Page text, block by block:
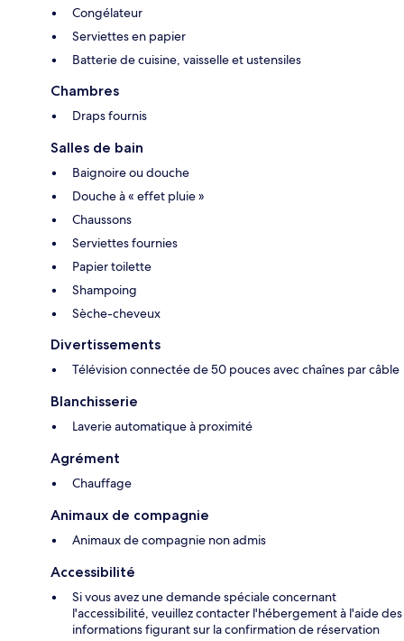
Congélateur
Serviettes en papier
Batterie de cuisine, vaisselle et ustensiles
Chambres
Draps fournis
Salles de bain
Baignoire ou douche
Douche à « effet pluie »
Chaussons
Serviettes fournies
Papier toilette
Shampoing
Sèche-cheveux
Divertissements
Télévision connectée de 50 pouces avec chaînes par câble
Blanchisserie
Laverie automatique à proximité
Agrément
Chauffage
Animaux de compagnie
Animaux de compagnie non admis
Accessibilité
Si vous avez une demande spéciale concernant
l'accessibilité, veuillez contacter l'hébergement à l'aide des
informations figurant sur la confirmation de réservation